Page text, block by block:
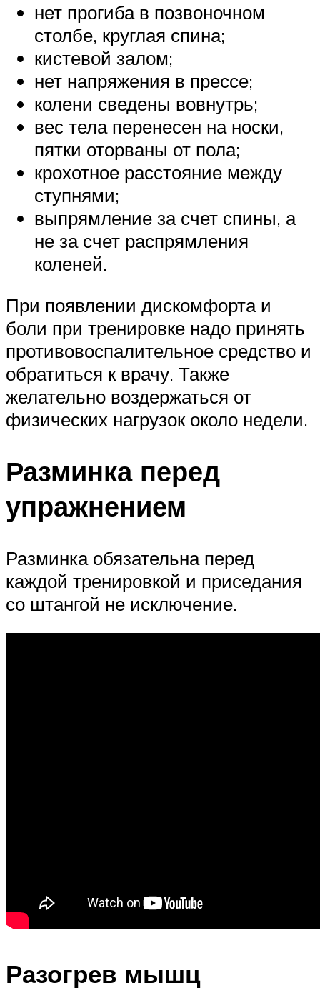
нет прогиба в позвоночном
столбе, круглая спина;
кистевой залом;
нет напряжения в прессе;
колени сведены вовнутрь;
вес тела перенесен на носки,
пятки оторваны от пола;
крохотное расстояние между
ступнями;
выпрямление за счет спины, а
не за счет распрямления
коленей.
При появлении дискомфорта и
боли при тренировке надо принять
противовоспалительное средство и
обратиться к врачу. Также
желательно воздержаться от
физических нагрузок около недели.
Разминка перед
упражнением
Разминка обязательна перед
каждой тренировкой и приседания
со штангой не исключение.
Разогрев мышц